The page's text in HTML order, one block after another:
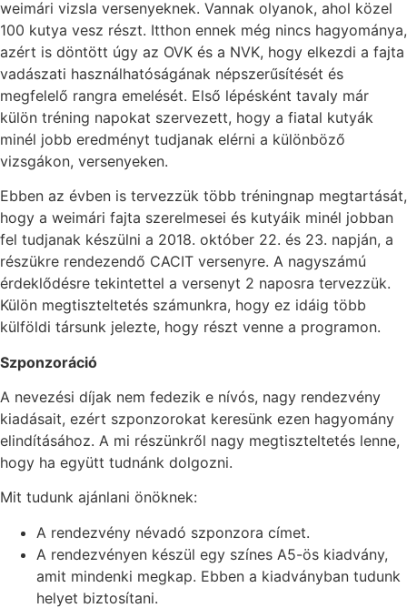
weimári vizsla versenyeknek. Vannak olyanok, ahol közel
100 kutya vesz részt. Itthon ennek még nincs hagyománya,
azért is döntött úgy az OVK és a NVK, hogy elkezdi a fajta
vadászati használhatóságának népszerűsítését és
megfelelő rangra emelését. Első lépésként tavaly már
külön tréning napokat szervezett, hogy a fiatal kutyák
minél jobb eredményt tudjanak elérni a különböző
vizsgákon, versenyeken.
Ebben az évben is tervezzük több tréningnap megtartását,
hogy a weimári fajta szerelmesei és kutyáik minél jobban
fel tudjanak készülni a 2018. október 22. és 23. napján, a
részükre rendezendő CACIT versenyre. A nagyszámú
érdeklődésre tekintettel a versenyt 2 naposra tervezzük.
Külön megtiszteltetés számunkra, hogy ez idáig több
külföldi társunk jelezte, hogy részt venne a programon.
Szponzoráció
A nevezési díjak nem fedezik e nívós, nagy rendezvény
kiadásait, ezért szponzorokat keresünk ezen hagyomány
elindításához. A mi részünkről nagy megtiszteltetés lenne,
hogy ha együtt tudnánk dolgozni.
Mit tudunk ajánlani önöknek:
A rendezvény névadó szponzora címet.
A rendezvényen készül egy színes A5-ös kiadvány,
amit mindenki megkap. Ebben a kiadványban tudunk
helyet biztosítani.